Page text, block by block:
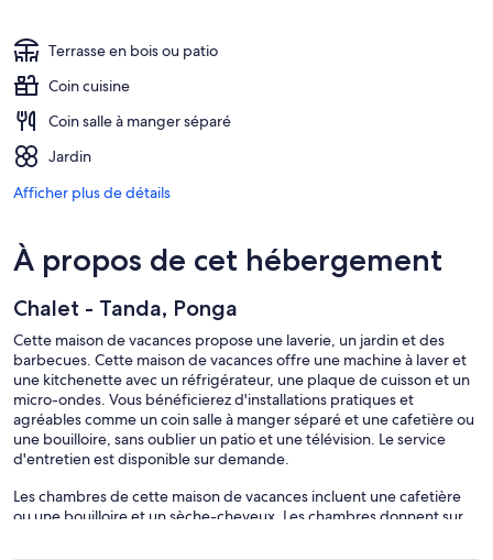
Terrasse en bois ou patio
Coin cuisine
Coin salle à manger séparé
Jardin
Afficher plus de détails
À propos de cet hébergement
Chalet - Tanda, Ponga
Cette maison de vacances propose une laverie, un jardin et des
barbecues. Cette maison de vacances offre une machine à laver et
une kitchenette avec un réfrigérateur, une plaque de cuisson et un
micro-ondes. Vous bénéficierez d'installations pratiques et
agréables comme un coin salle à manger séparé et une cafetière ou
une bouilloire, sans oublier un patio et une télévision. Le service
d'entretien est disponible sur demande.
Les chambres de cette maison de vacances incluent une cafetière
ou une bouilloire et un sèche-cheveux. Les chambres donnent sur
une plaque de cuisson, un micro-ondes et un coin salle à manger